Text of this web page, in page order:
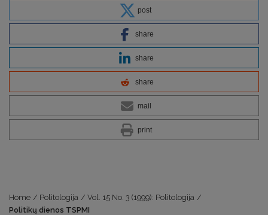
post
share
share
share
mail
print
Home / Politologija / Vol. 15 No. 3 (1999): Politologija /
Politikų dienos TSPMI